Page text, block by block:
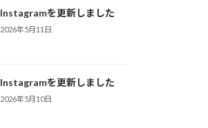
Instagramを更新しました
2026年5月11日
Instagramを更新しました
2026年5月10日